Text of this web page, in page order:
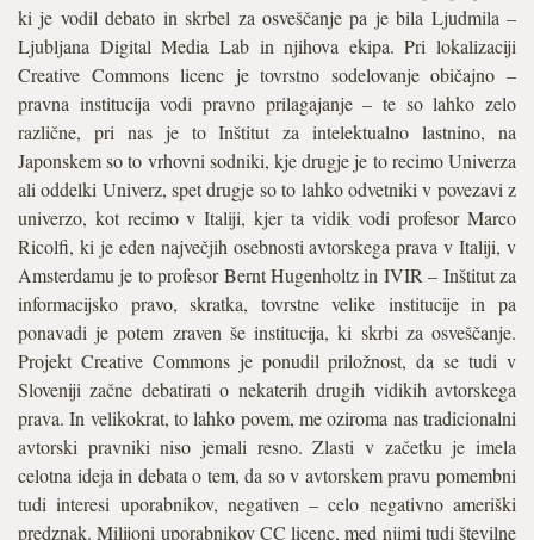
ki je vodil debato in skrbel za osveščanje pa je bila Ljudmila –
Ljubljana Digital Media Lab in njihova ekipa. Pri lokalizaciji
Creative Commons licenc je tovrstno sodelovanje običajno –
pravna institucija vodi pravno prilagajanje – te so lahko zelo
različne, pri nas je to Inštitut za intelektualno lastnino, na
Japonskem so to vrhovni sodniki, kje drugje je to recimo Univerza
ali oddelki Univerz, spet drugje so to lahko odvetniki v povezavi z
univerzo, kot recimo v Italiji, kjer ta vidik vodi profesor Marco
Ricolfi, ki je eden največjih osebnosti avtorskega prava v Italiji, v
Amsterdamu je to profesor Bernt Hugenholtz in IVIR – Inštitut za
informacijsko pravo, skratka, tovrstne velike institucije in pa
ponavadi je potem zraven še institucija, ki skrbi za osveščanje.
Projekt Creative Commons je ponudil priložnost, da se tudi v
Sloveniji začne debatirati o nekaterih drugih vidikih avtorskega
prava. In velikokrat, to lahko povem, me oziroma nas tradicionalni
avtorski pravniki niso jemali resno. Zlasti v začetku je imela
celotna ideja in debata o tem, da so v avtorskem pravu pomembni
tudi interesi uporabnikov, negativen – celo negativno ameriški
predznak. Milijoni uporabnikov CC licenc, med njimi tudi številne